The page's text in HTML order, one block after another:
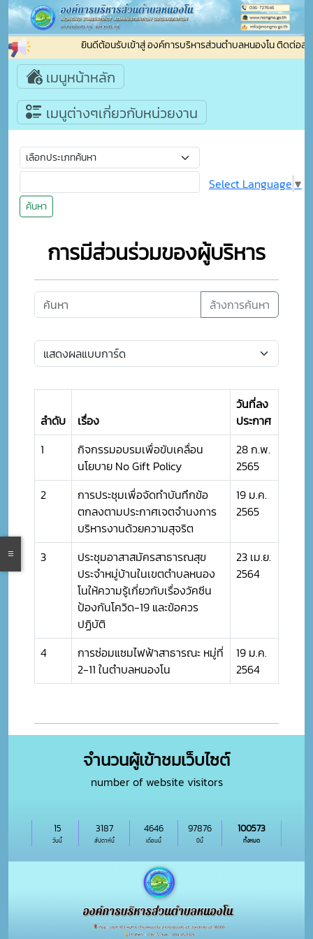
ยินดีต้อนรับเข้าสู่ องค์การบริหารส่วนตำบลหนองโน ติดต่อสอ
เมนูหน้าหลัก
เมนูต่างๆเกี่ยวกับหน่วยงาน
ค้นหา
Select Language ▼
การมีส่วนร่วมของผู้บริหาร
ล้างการค้นหา
ลำดับ เรื่อง
วันที่ลง
ประกาศ
1
กิจกรรมอบรมเพื่อขับเคลื่อน
นโยบาย No Gift Policy
28 ก.พ.
2565
2
การประชุมเพื่อจัดทำบันทึกข้อ
ตกลงตามประกาศเจตจำนงการ
บริหารงานด้วยความสุจริต
19 ม.ค.
2565
3
ประชุมอาสาสมัครสาธารณสุข
ประจำหมู่บ้านในเขตตำบลหนอง
โนให้ความรู้เกี่ยวกับเรื่องวัคซีน
ป้องกันโควิด-19 และข้อควร
ปฏิบัติ
23 เม.ย.
2564
4
การซ่อมแซมไฟฟ้าสาธารณะ หมู่ที่
2-11 ในตำบลหนองโน
19 ม.ค.
2564
จำนวนผู้เข้าชมเว็บไซต์
number of website visitors
วันนี้
15
สัปดาห์นี้
3187
เดือนนี้
4646
ปีนี้
97876
ทั้งหมด
100573